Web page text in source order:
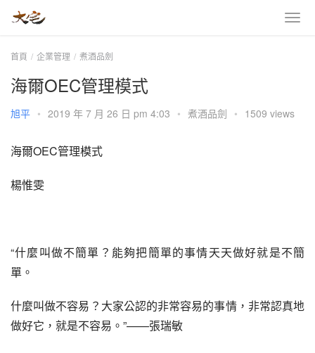
首頁 企業管理 煮酒品劍
海爾OEC管理模式
旭平 • 2019 年 7 月 26 日 pm 4:03 • 煮酒品劍 • 1509 views
海爾OEC管理模式
楊惟雯
“什麼叫做不簡單？能夠把簡單的事情天天做好就是不簡
單。
什麼叫做不容易？大家公認的非常容易的事情，非常認真地
做好它，就是不容易。”——張瑞敏